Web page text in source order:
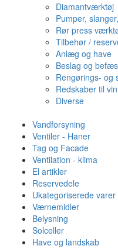
Diamantværktøj
Pumper,
Rør press
Tilbehør /
Anlæg og have
Beslag og
Rengørings- og
Redskaber til
Diverse
Vandforsyning
Ventiler - Haner
Tag og Facade
Ventilation - klima
El artikler
Reservedele
Ukategoriserede varer
Værnemidler
Belysning
Solceller
Have og landskab